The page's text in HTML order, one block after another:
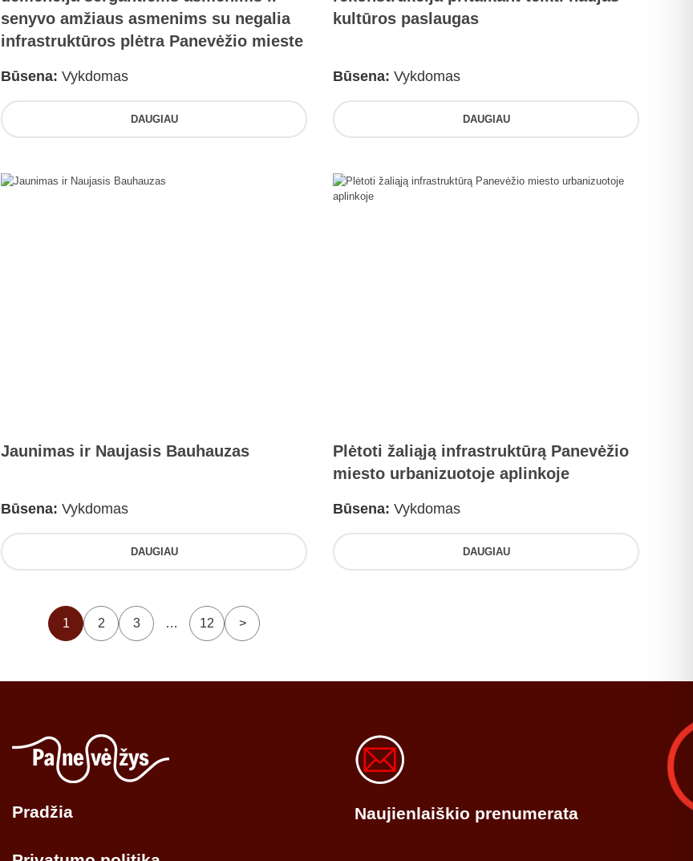
senyvo amžiaus asmenims su negalia
infrastruktūros plėtra Panevėžio mieste
Būsena: Vykdomas
DAUGIAU
kultūros paslaugas
Būsena: Vykdomas
DAUGIAU
Jaunimas ir Naujasis Bauhauzas
Būsena: Vykdomas
DAUGIAU
Plėtoti žaliąją infrastruktūrą Panevėžio
miesto urbanizuotoje aplinkoje
Būsena: Vykdomas
DAUGIAU
1 2 3 … 12 >
Pradžia Naujienlaiškio prenumerata